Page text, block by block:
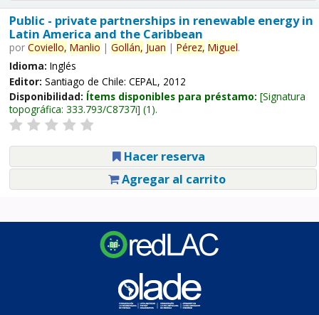
Public - private partnerships in renewable energy in
Latin America and the Caribbean
por Coviello, Manlio | Gollán, Juan | Pérez, Miguel.
Idioma: Inglés
Editor: Santiago de Chile: CEPAL, 2012
Disponibilidad: Ítems disponibles para préstamo: Signatura
topográfica: 333.793/C8737i (1).
Hacer reserva
Agregar al carrito